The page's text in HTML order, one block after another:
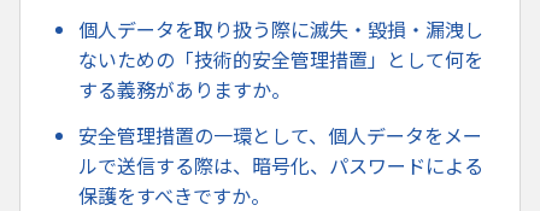
個人データを取り扱う際に滅失・毀損・漏洩し
ないための「技術的安全管理措置」として何を
する義務がありますか。
安全管理措置の一環として、個人データをメー
ルで送信する際は、暗号化、パスワードによる
保護をすべきですか。